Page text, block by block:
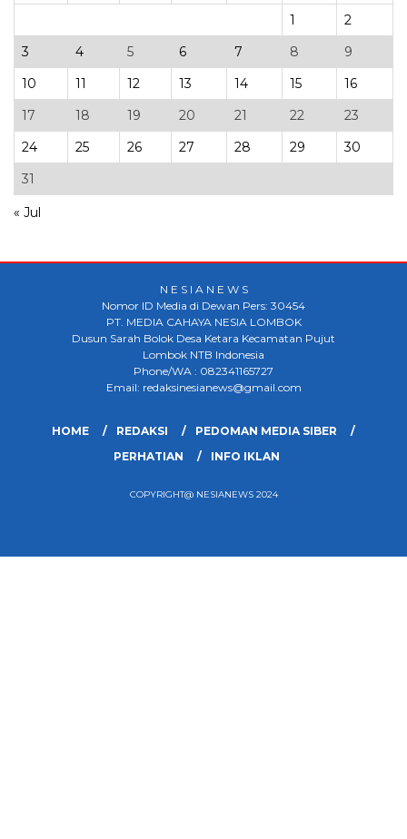
1
2
3
4 5 6 7 8
9
10
11 12 13 14 15
16
17
18 19 20 21 22
23
24
25 26 27 28 29
30
31
« Jul
N E S I A N E W S
Nomor ID Media di Dewan Pers: 30454
PT. MEDIA CAHAYA NESIA LOMBOK
Dusun Sarah Bolok Desa Ketara Kecamatan Pujut
Lombok NTB Indonesia
Phone/WA : 082341165727
Email: redaksinesianews@gmail.com
HOME REDAKSI
PEDOMAN MEDIA SIBER
PERHATIAN
INFO IKLAN
COPYRIGHT@ NESIANEWS 2024